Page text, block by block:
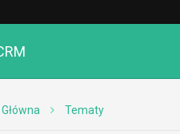
Tematy